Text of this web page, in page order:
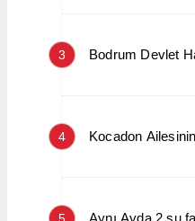
3 Bodrum Devlet
4 Kocadon
Aynı Ayda 2 su